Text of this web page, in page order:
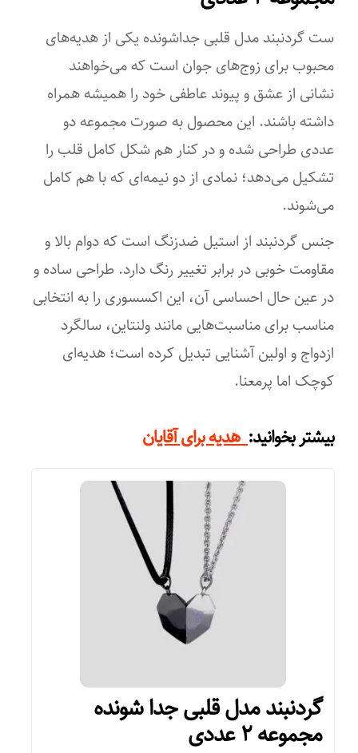
ست گردنبند مدل قلبی جداشونده یکی از هدیه‌های
محبوب برای زوج‌های جوان است که می‌خواهند
نشانی از عشق و پیوند عاطفی خود را همیشه همراه
داشته باشند. این محصول به صورت مجموعه دو
عددی طراحی شده و در کنار هم شکل کامل قلب را
تشکیل می‌دهد؛ نمادی از دو نیمه‌ای که با هم کامل
می‌شوند.
جنس گردنبند از استیل ضدزنگ است که دوام بالا و
مقاومت خوبی در برابر تغییر رنگ دارد. طراحی ساده و
در عین حال احساسی آن، این اکسسوری را به انتخابی
مناسب برای مناسبت‌هایی مانند ولنتاین، سالگرد
ازدواج و اولین آشنایی تبدیل کرده است؛ هدیه‌ای
کوچک اما پرمعنا.
بیشتر بخوانید:هدیه برای آقایان
گردنبند مدل قلبی جدا شونده
مجموعه ۲ عددی